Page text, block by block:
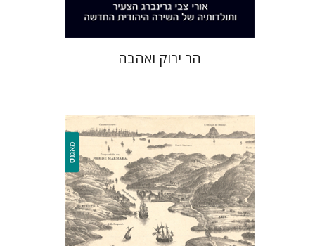
הר ירוק ואהבה
עודד כהן